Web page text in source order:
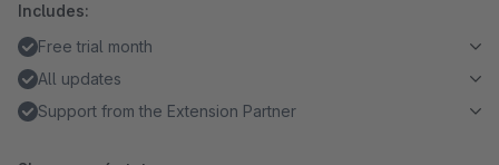
Includes:
Free trial month
All updates
Support from the Extension Partner